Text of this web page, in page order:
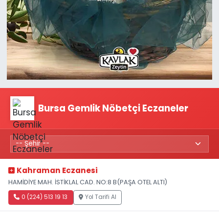
Bursa Gemlik Nöbetçi Eczaneler
Kahraman Eczanesi
HAMİDİYE MAH. İSTİKLAL CAD. NO:8 B(PAŞA OTEL ALTI)
0 (224) 513 19 13 Yol Tarifi Al